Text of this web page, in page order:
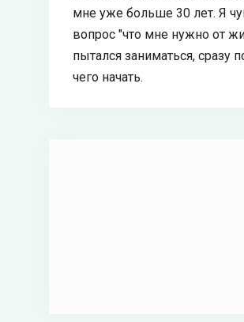
мне уже больше 30 лет. Я
вопрос "что мне нужно от
пытался заниматься, сразу
чего начать.